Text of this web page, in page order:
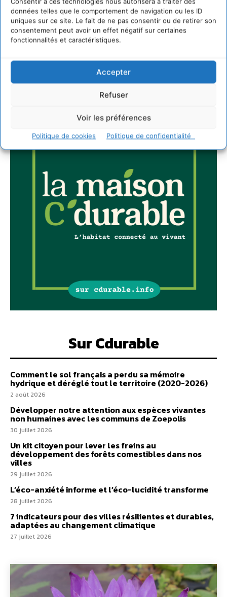
données telles que le comportement de navigation ou les ID
uniques sur ce site. Le fait de ne pas consentir ou de retirer son
consentement peut avoir un effet négatif sur certaines
fonctionnalités et caractéristiques.
Accepter
Refuser
Voir les préférences
Politique de cookies Politique de confidentialité
JE M'ABONNE
Sur Cdurable
Comment le sol français a perdu sa mémoire
hydrique et déréglé tout le territoire (2020-2026)
2 août 2026
Développer notre attention aux espèces vivantes
non humaines avec les communs de Zoepolis
30 juillet 2026
Un kit citoyen pour lever les freins au
développement des forêts comestibles dans nos
villes
29 juillet 2026
L’éco-anxiété informe et l’éco-lucidité transforme
28 juillet 2026
7 indicateurs pour des villes résilientes et durables,
adaptées au changement climatique
27 juillet 2026